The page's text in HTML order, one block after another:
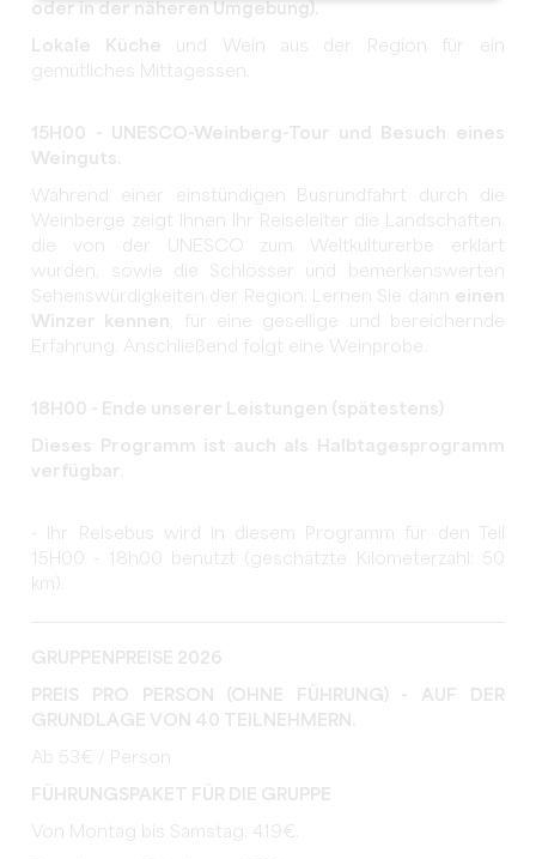
oder in der näheren Umgebung).
Lokale Küche und Wein aus der Region für ein
gemütliches Mittagessen.
15H00 - UNESCO-Weinberg-Tour und Besuch eines
Weinguts.
Während einer einstündigen Busrundfahrt durch die
Weinberge zeigt Ihnen Ihr Reiseleiter die Landschaften,
die von der UNESCO zum Weltkulturerbe erklärt
wurden, sowie die Schlösser und bemerkenswerten
Sehenswürdigkeiten der Region. Lernen Sie dann einen
Winzer kennen
, für eine gesellige und bereichernde
Erfahrung. Anschließend folgt eine Weinprobe.
18H00 - Ende unserer Leistungen (spätestens)
Dieses Programm ist auch als Halbtagesprogramm
verfügbar.
- Ihr Reisebus wird in diesem Programm für den Teil
15H00 - 18h00 benutzt (geschätzte Kilometerzahl: 50
km).
GRUPPENPREISE 2026
PREIS PRO PERSON (OHNE FÜHRUNG) - AUF DER
GRUNDLAGE VON 40 TEILNEHMERN.
Ab 53€ / Person
FÜHRUNGSPAKET FÜR DIE GRUPPE
Von Montag bis Samstag: 419€.